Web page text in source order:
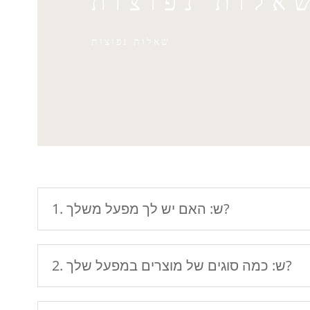
שאלות נפוצות
1. ש: האם יש לך מפעל משלך?
2. ש: כמה סוגים של מוצרים במפעל שלך?